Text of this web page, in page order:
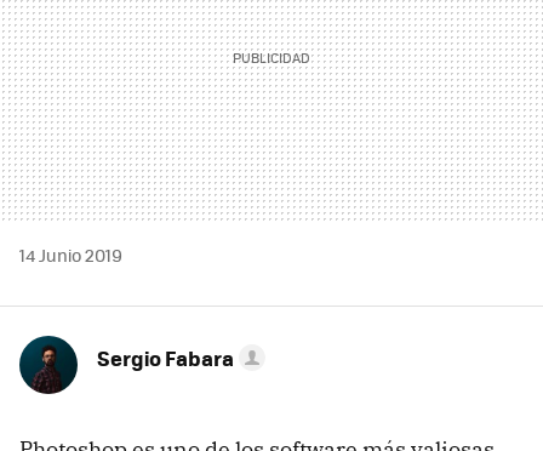
14 Junio 2019
Sergio Fabara